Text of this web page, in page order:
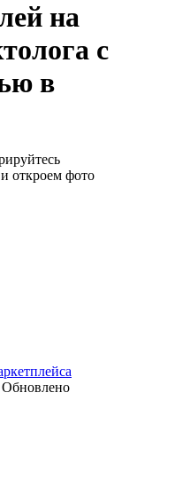
на
с
в
откроем фото
Обновлено